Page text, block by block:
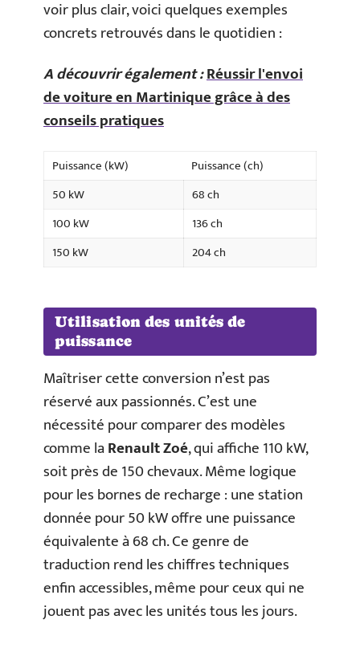
voir plus clair, voici quelques exemples
concrets retrouvés dans le quotidien :
A découvrir également :Réussir l'envoi
de voiture en Martinique grâce à des
conseils pratiques
Puissance (kW)
Puissance (ch)
50 kW
68 ch
100 kW
136 ch
150 kW
204 ch
Utilisation des unités de
puissance
Maîtriser cette conversion n’est pas
réservé aux passionnés. C’est une
nécessité pour comparer des modèles
comme laRenault Zoé, qui affiche 110 kW,
soit près de 150 chevaux. Même logique
pour les bornes de recharge : une station
donnée pour 50 kW offre une puissance
équivalente à 68 ch. Ce genre de
traduction rend les chiffres techniques
enfin accessibles, même pour ceux qui ne
jouent pas avec les unités tous les jours.